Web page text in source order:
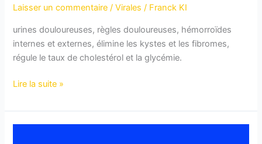
Laisser un commentaire /Virales / Franck KI
urines douloureuses, règles douloureuses, hémorroïdes
internes et externes, élimine les kystes et les fibromes,
régule le taux de cholestérol et la glycémie.
Lire la suite »